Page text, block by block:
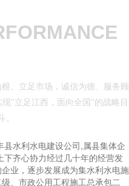
、立足市场，诚信为德、服务顾
"立足江西，面向全国"的战略目
。
水利水电建设公司,属县集体企
齐心协力经过几十年的经营发
业，逐步发展成为集水利水电施
、市政公用工程施工总承包二